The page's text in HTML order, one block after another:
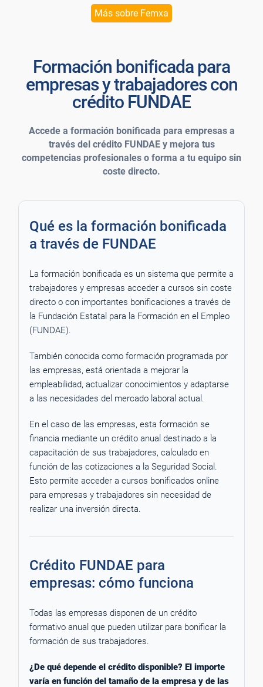
Más sobre Femxa
Formación bonificada para
empresas y trabajadores con
crédito FUNDAE
Accede a formación bonificada para empresas a
través del crédito FUNDAE y mejora tus
competencias profesionales o forma a tu equipo sin
coste directo.
Qué es la formación bonificada
a través de FUNDAE
La formación bonificada es un sistema que permite a
trabajadores y empresas acceder a cursos sin coste
directo o con importantes bonificaciones a través de
la Fundación Estatal para la Formación en el Empleo
(FUNDAE).
También conocida como formación programada por
las empresas, está orientada a mejorar la
empleabilidad, actualizar conocimientos y adaptarse
a las necesidades del mercado laboral actual.
En el caso de las empresas, esta formación se
financia mediante un crédito anual destinado a la
capacitación de sus trabajadores, calculado en
función de las cotizaciones a la Seguridad Social.
Esto permite acceder a cursos bonificados online
para empresas y trabajadores sin necesidad de
realizar una inversión directa.
Crédito FUNDAE para
empresas: cómo funciona
Todas las empresas disponen de un crédito
formativo anual que pueden utilizar para bonificar la
formación de sus trabajadores.
¿De qué depende el crédito disponible? El importe
varía en función del tamaño de la empresa y de las